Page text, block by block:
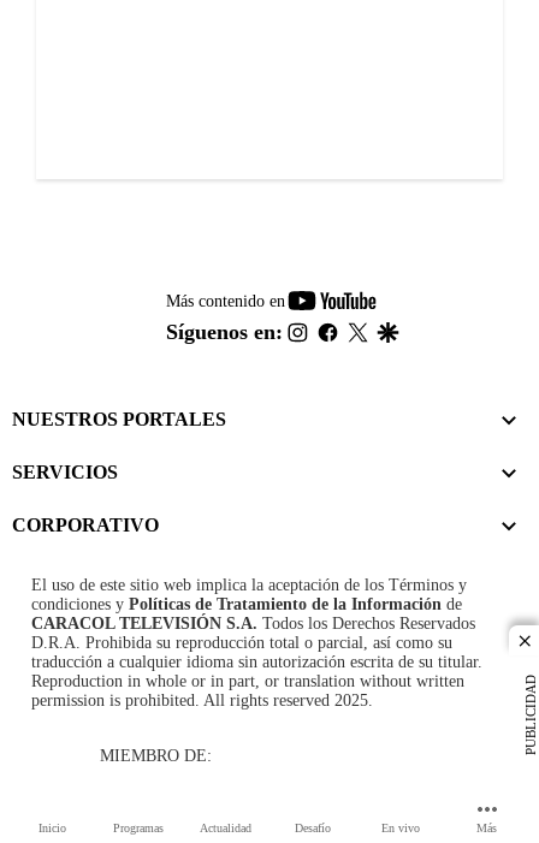
Inicio Programas Actualidad Desafío En vivo Más
PUBLICIDAD
Más contenido en
youtube-
footer
Síguenos en: instagram
facebook
twitter
NUESTROS PORTALES
SERVICIOS
CORPORATIVO
El uso de este sitio web implica la aceptación de los Términos y
condiciones y Políticas de Tratamiento de la Información de
CARACOL TELEVISIÓN S.A. Todos los Derechos Reservados
D.R.A. Prohibida su reproducción total o parcial, así como su
traducción a cualquier idioma sin autorización escrita de su titular.
Reproduction in whole or in part, or translation without written
permission is prohibited. All rights reserved 2025.
MIEMBRO DE: